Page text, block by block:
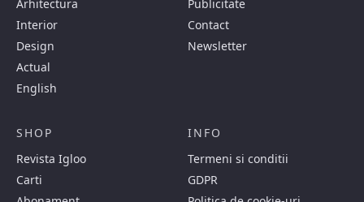
Arhitectura
Interior
Design
Actual
English
Publicitate
Contact
Newsletter
SHOP
Revista Igloo
Carti
INFO
Termeni si conditii
GDPR